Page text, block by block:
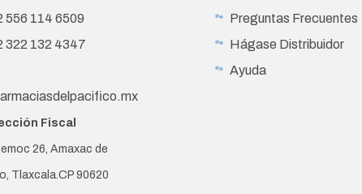
556 114 6509
322 132 4347
Fiscal
26, Amaxac de
Tlaxcala.CP 90620
Preguntas Frecuentes
Hágase Distribuidor
Ayuda